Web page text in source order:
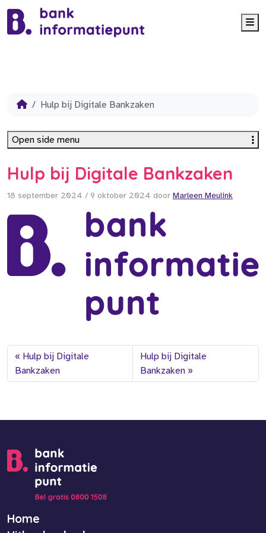
Hulp bij Digitale Bankzaken
Hulp bij Digitale Bankzaken
18 september 2024 / 9 oktober 2024 door Marleen Meulink
Hulp bij Digitale
Bankzaken
Hulp bij Digitale
Bankzaken
Open side menu
Home